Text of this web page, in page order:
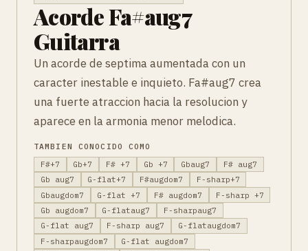
Acorde Fa#aug7
Guitarra
Un acorde de septima aumentada con un
caracter inestable e inquieto. Fa#aug7 crea
una fuerte atraccion hacia la resolucion y
aparece en la armonia menor melodica.
TAMBIEN CONOCIDO COMO
F#+7
Gb+7 F# +7 Gb +7 Gbaug7
F# aug7
Gb aug7
G-flat+7 F#augdom7
F-sharp+7
Gbaugdom7
G-flat +7 F# augdom7
F-sharp +7
Gb augdom7
G-flataug7
F-sharpaug7
G-flat aug7
F-sharp aug7
G-flataugdom7
F-sharpaugdom7
G-flat augdom7